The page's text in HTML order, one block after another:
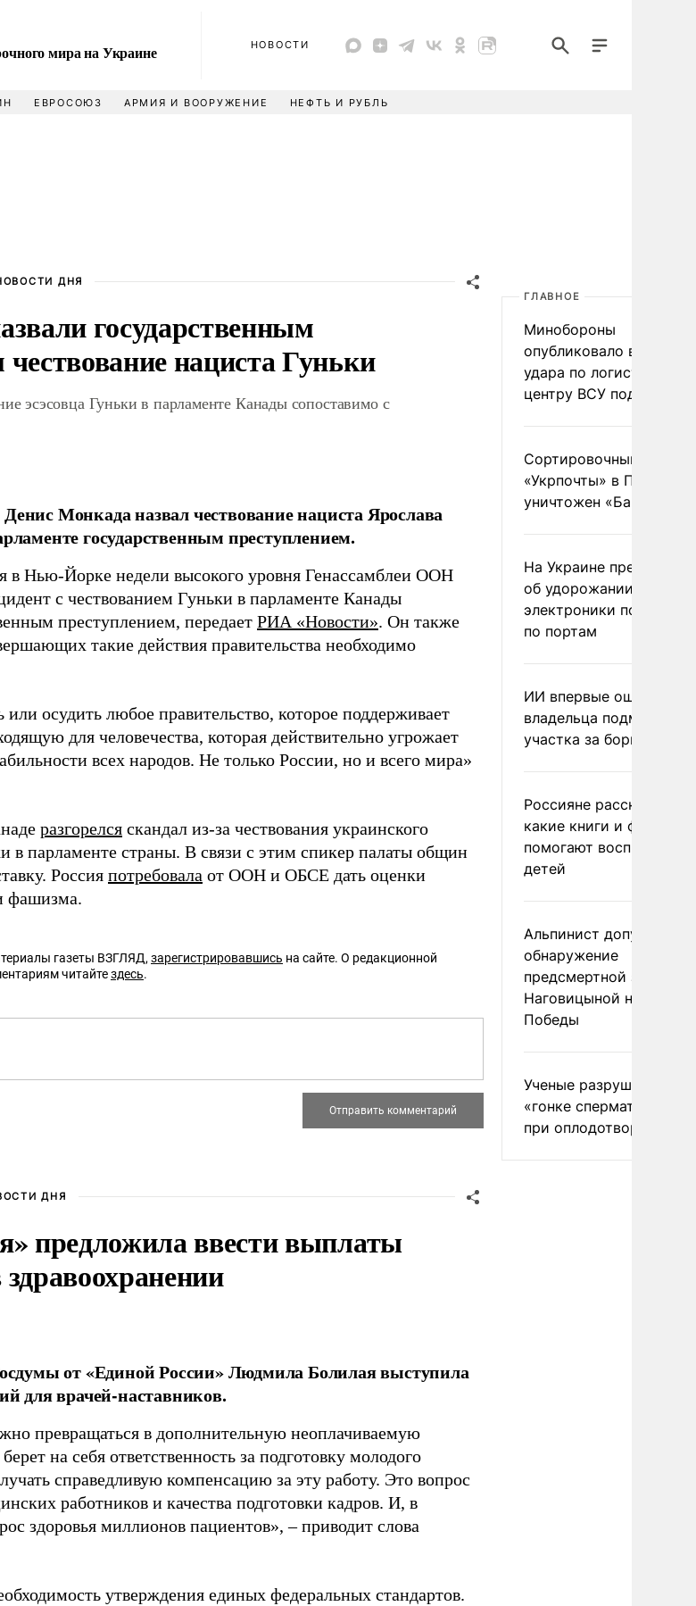
мира на Украине НОВОСТИ
ЕВРОСОЮЗ АРМИЯ И ВООРУЖЕНИЕ НЕФТЬ И РУБЛЬ
ДНЯ
государственным
нациста Гуньки
эсэсовца Гуньки в парламенте Канады сопоставимо с
Монкада назвал чествование нациста Ярослава
государственным преступлением.
в Нью-Йорке недели высокого уровня Генассамблеи ООН
с чествованием Гуньки в парламенте Канады
преступлением, передает РИА «Новости». Он также
такие действия правительства необходимо
или осудить любое правительство, которое поддерживает
для человечества, которая действительно угрожает
всех народов. Не только России, но и всего мира»
разгорелся скандал из-за чествования украинского
в парламенте страны. В связи с этим спикер палаты общин
Россия потребовала от ООН и ОБСЕ дать оценки
фашизма.
газеты ВЗГЛЯД, зарегистрировавшись на сайте. О редакционной
читайтездесь.
ДНЯ
предложила ввести выплаты
от «Единой России» Людмила Болилая выступила
для врачей-наставников.
превращаться в дополнительную неоплачиваемую
на себя ответственность за подготовку молодого
справедливую компенсацию за эту работу. Это вопрос
работников и качества подготовки кадров. И, в
здоровья миллионов пациентов», – приводит слова
утверждения единых федеральных стандартов.
ГЛАВНОЕ
Минобороны
опубликовало видео
удара по
центру ВСУ под Киевом
Сортировочный пункт
«Укрпочты» в
уничтожен
На Украине
об удорожании
электроники после
по портам
ИИ впервые
владельца
участка за борщевик
Россияне рассказали,
какие книги и фильмы
помогают воспитывать
детей
Альпинист допустил
обнаружение
предсмертной записки
Наговицыной на пике
Победы
Ученые разрушили миф
«гонке
при оплодотворении